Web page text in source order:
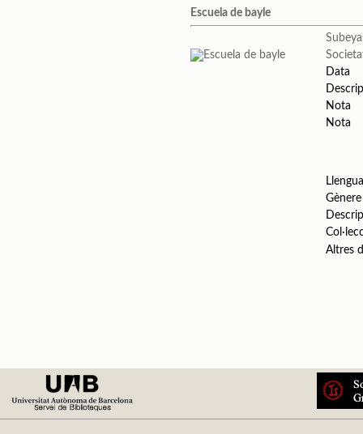
Escuela de bayle
Data
Nota
Nota
Gènere
Altres